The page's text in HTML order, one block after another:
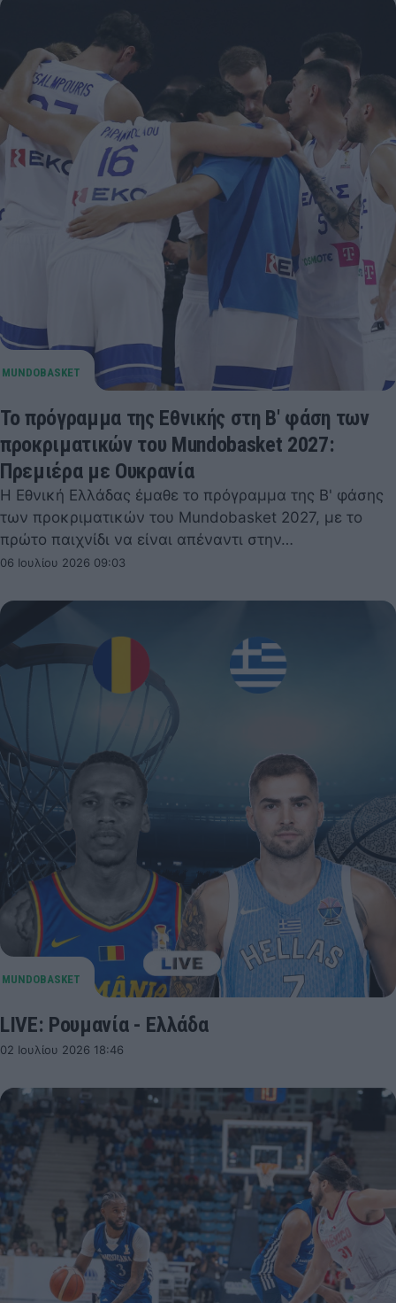
Το πρόγραμμα της Εθνικής στη Β' φάση των
προκριματικών του Mundobasket 2027:
Πρεμιέρα με Ουκρανία
Η Εθνική Ελλάδας έμαθε το πρόγραμμα της Β' φάσης
των προκριματικών του Mundobasket 2027, με το
πρώτο παιχνίδι να είναι απέναντι στην…
06 Ιουλίου 2026 09:03
LIVE: Ρουμανία - Ελλάδα
02 Ιουλίου 2026 18:46